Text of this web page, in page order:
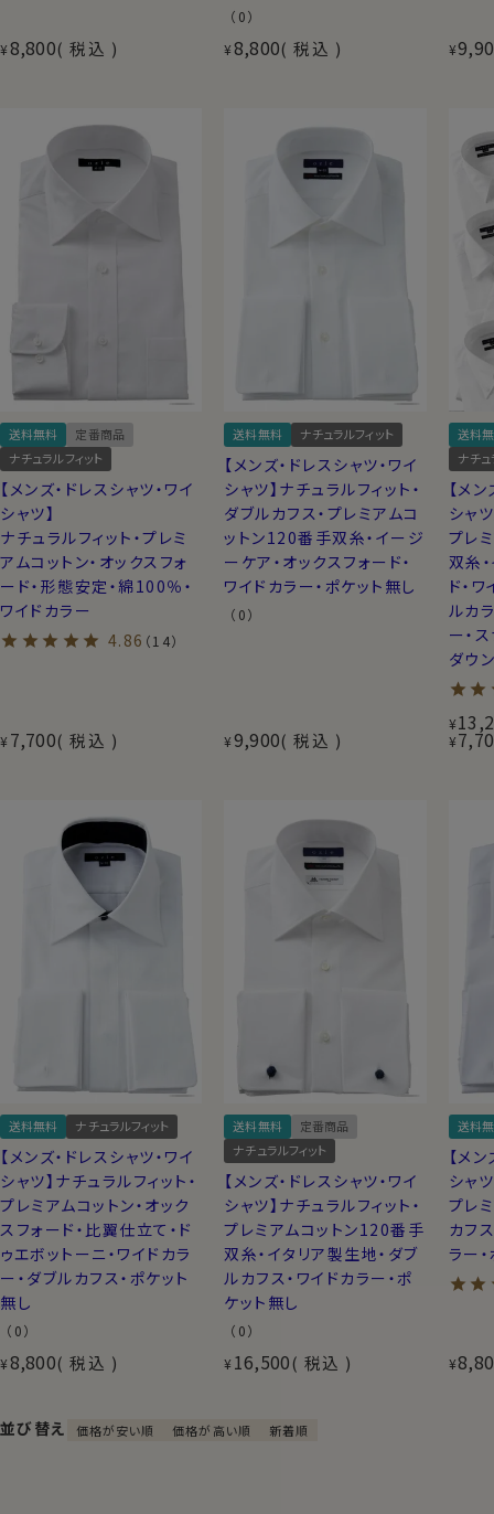
¥8,800 税込
（0）
¥8,800 税込 ¥
送料無料
定番商品
ナチュラルフィット
【メンズ・ドレスシャツ・ワイ
シャツ】
ナチュラルフィット・プレミ
アムコットン・オックスフォ
ード・形態安定・綿100％・
ワイドカラー
4.86 （14）
¥ 7,700 税込
送料無料 ナチュラルフィット
【メンズ・ドレスシャツ・ワイ
シャツ】ナチュラルフィット・
ダブルカフス・プレミアムコ
ットン120番手双糸・イージ
ーケア・オックスフォード・
ワイドカラー・ポケット無し
（0）
¥9,900 税込
送料
ナチュ
【メ
シャ
プレ
双糸
ド・
ルカ
ー・
ダウ
¥
¥
送料無料 ナチュラルフィット
【メンズ・ドレスシャツ・ワイ
シャツ】ナチュラルフィット・
プレミアムコットン・オック
スフォード・比翼仕立て・ド
ゥエボットーニ・ワイドカラ
ー・ダブルカフス・ポケット
無し
（0）
¥8,800 税込
送料無料
定番商品
ナチュラルフィット
【メンズ・ドレスシャツ・ワイ
シャツ】ナチュラルフィット・
プレミアムコットン120番手
双糸・イタリア製生地・ダブ
ルカフス・ワイドカラー・ポ
ケット無し
（0）
¥ 16,500 税込
送料
【メ
シャ
プレ
カフ
ラー
¥
並び替え 価格が安い順 価格が高い順 新着順